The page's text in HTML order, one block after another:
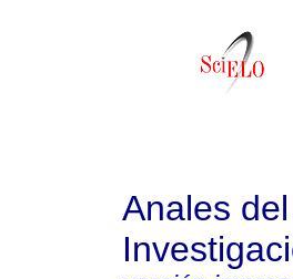
Anales